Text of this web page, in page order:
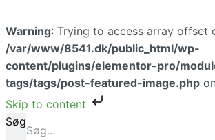
Warning: Trying to access array offset
/var/www/8541.dk/public_html/wp-
content/plugins/elementor-pro/
tags/tags/post-featured-image.php
Skip to content
til
indholdet
Søg